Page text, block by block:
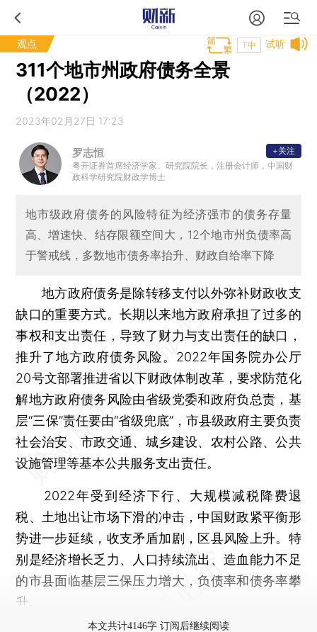
观点 试听
T中
311个地市州政府债务全景
（2022）
2023年02月27日 17:23
罗志恒
粤开证券首席经济学家、研究院院长，注册会计师，中国财
政科学研究院财政学博士
+关注
地市级政府债务的风险特征为经济强市的债务存量
高、增速快、结存限额空间大，12个地市州负债率高
于警戒线，多数地市债务率抬升、财政自给率下降
地方政府债务是除转移支付以外弥补财政收支
缺口的重要方式。长期以来地方政府承担了过多的
事权和支出责任，导致了财力与支出责任的缺口，
推升了地方政府债务风险。2022年国务院办公厅
20号文部署推进省以下财政体制改革，要求防范化
解地方政府债务风险由省级党委和政府负总责，基
层“三保”责任要由“省级兜底”，市县级政府主要负责
社会治安、市政交通、城乡建设、农村公路、公共
设施管理等基本公共服务支出责任。
2022年受到经济下行、大规模减税降费退
税、土地出让市场下滑的冲击，中国财政紧平衡形
势进一步延续，收支矛盾加剧，区县风险上升。特
别是经济增长乏力、人口持续流出、造血能力不足
的市县面临基层三保压力增大，负债率和债务率攀
升。
本文共计4146字 订阅后继续阅读